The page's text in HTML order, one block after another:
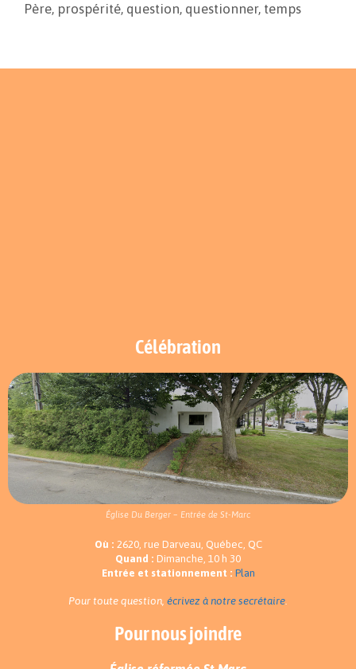
Père, prospérité, question, questionner, temps
Célébration
Église Du Berger – Entrée de St-Marc
Où : 2620, rue Darveau, Québec, QC
Quand : Dimanche, 10 h 30
Entrée et stationnement : Plan
Pour toute question, écrivez à notre secrétaire
Pour nous joindre